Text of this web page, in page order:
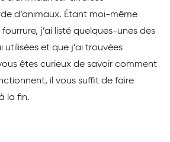
d’animaux. Étant moi-même
j’ai listé quelques-unes des
utilisées et que j’ai trouvées
êtes curieux de savoir comment
il vous suffit de faire
la fin.